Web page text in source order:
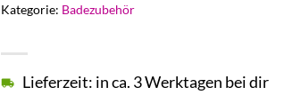
Lieferzeit: in ca. 3 Werktagen bei dir
Kategorie: Badezubehör